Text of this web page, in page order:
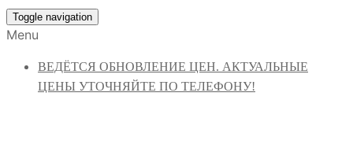
Toggle navigation
Menu
ВЕДЁТСЯ ОБНОВЛЕНИЕ ЦЕН. АКТУАЛЬНЫЕ
ЦЕНЫ УТОЧНЯЙТЕ ПО ТЕЛЕФОНУ!